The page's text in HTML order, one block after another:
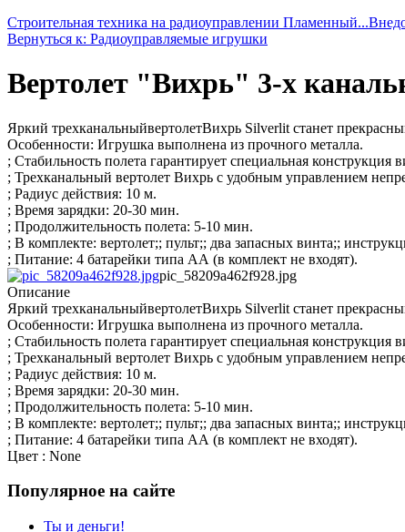
Строительная техника на радиоуправлении Пламенный...
Вернуться к: Радиоуправляемые игрушки
Вертолет "Вихрь" 3-х
Яркий трехканальныйвертолетВихрь Silverlit станет
Особенности: Игрушка выполнена из прочного металла.
; Стабильность полета гарантирует специальная
; Трехканальный вертолет Вихрь с удобным управлением
; Радиус действия: 10 м.
; Время зарядки: 20-30 мин.
; Продолжительность полета: 5-10 мин.
; В комплекте: вертолет;; пульт;; два запасных винта;;
; Питание: 4 батарейки типа АА (в комплект не входят).
pic_58209a462f928.jpg
Описание
Яркий трехканальныйвертолетВихрь Silverlit станет
Особенности: Игрушка выполнена из прочного металла.
; Стабильность полета гарантирует специальная
; Трехканальный вертолет Вихрь с удобным управлением
; Радиус действия: 10 м.
; Время зарядки: 20-30 мин.
; Продолжительность полета: 5-10 мин.
; В комплекте: вертолет;; пульт;; два запасных винта;;
; Питание: 4 батарейки типа АА (в комплект не входят).
Цвет : None
Популярное на сайте
Ты и деньги!